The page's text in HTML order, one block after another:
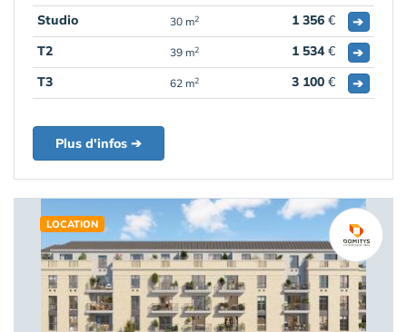
Studio 30 m2 1 356 €
➔
T2
39 m2 1 534€
➔
T3
62 m2 3 100 € ➔
Plus d'infos ➔
LOCATION